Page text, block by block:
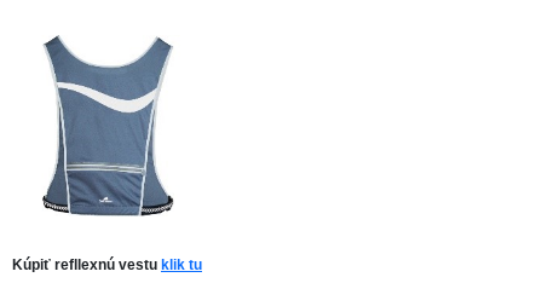
Kúpiť refllexnú vestu klik tu